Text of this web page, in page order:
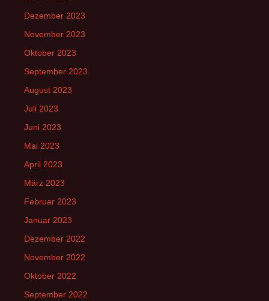
Dezember 2023
November 2023
Oktober 2023
September 2023
August 2023
Juli 2023
Juni 2023
Mai 2023
April 2023
März 2023
Februar 2023
Januar 2023
Dezember 2022
November 2022
Oktober 2022
September 2022